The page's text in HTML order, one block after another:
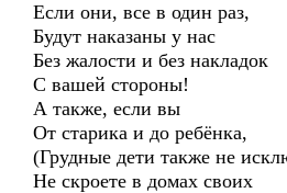
Если они, все в один раз,
Будут наказаны у нас
Без жалости и без накладок
С вашей стороны!
А также, если вы
От старика и до ребёнка,
(Грудные дети также не
Не скроете в домах своих